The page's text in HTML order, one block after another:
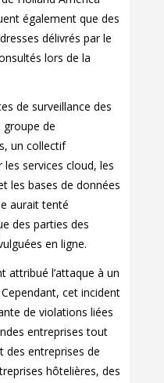
également que des
délivrés par le
lors de la
de surveillance des
groupe de
un collectif
les services cloud, les
les bases de données
aurait tenté
des parties des
en ligne.
attribué l’attaque à un
cet incident
de violations liées
entreprises tout
des entreprises de
hôtelières, des